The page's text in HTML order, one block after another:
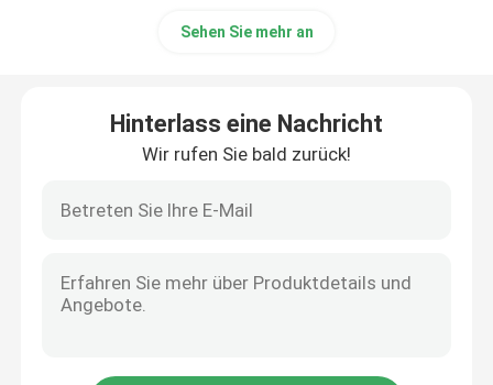
Sehen Sie mehr an
Hinterlass eine Nachricht
Wir rufen Sie bald zurück!